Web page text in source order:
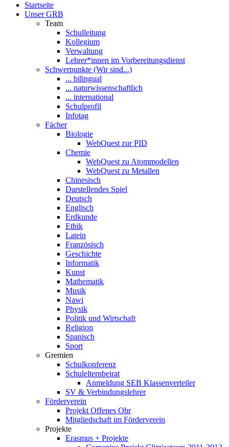
Startseite
Unser GRB
Team
Schulleitung
Kollegium
Verwaltung
Lehrer*innen im Vorbereitungsdienst
Schwerpunkte (Wir sind...)
... bilingual
... naturwissenschaftlich
... international
Schulprofil
Infotag
Fächer
Biologie
WebQuest zur PID
Chemie
WebQuest zu Atommodellen
WebQuest zu Metallen
Chinesisch
Darstellendes Spiel
Deutsch
Englisch
Erdkunde
Ethik
Latein
Französisch
Geschichte
Informatik
Kunst
Mathematik
Musik
Nawi
Physik
Politik und Wirtschaft
Religion
Spanisch
Sport
Gremien
Schulkonferenz
Schulelternbeirat
Anmeldung SEB Klassenverteiler
SV & Verbindungslehrer
Förderverein
Projekt Offenes Ohr
Mitgliedschaft im Förderverein
Projekte
Erasmus + Projekte